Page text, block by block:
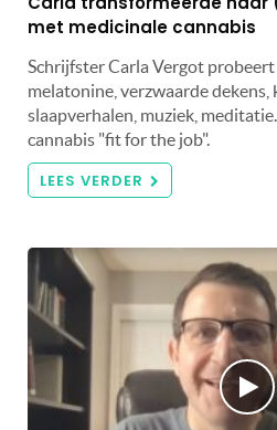
met medicinale cannabis
Schrijfster Carla Vergot
melatonine, verzwaarde dekens,
slaapverhalen, muziek,
cannabis "fit for the job".
LEES VERDER